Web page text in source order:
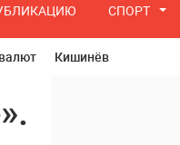
СПОРТ
Кишинёв